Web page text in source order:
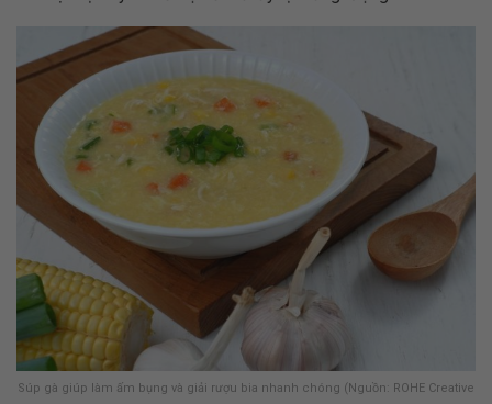
Súp gà giúp làm ấm bụng và giải rượu bia nhanh chóng (Nguồn: ROHE Creative